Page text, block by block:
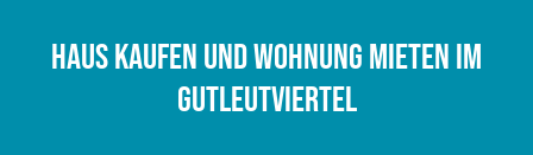
Haus kaufen und Wohnung mieten im
Gutleutviertel